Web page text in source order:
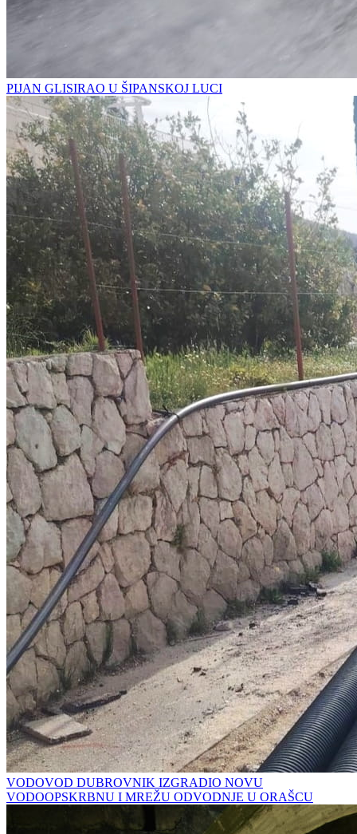
PIJAN GLISIRAO U ŠIPANSKOJ LUCI
VODOVOD DUBROVNIK IZGRADIO NOVU
VODOOPSKRBNU I MREŽU ODVODNJE U ORAŠCU